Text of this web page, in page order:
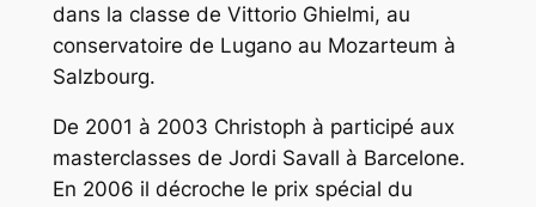
dans la classe de Vittorio Ghielmi, au
conservatoire de Lugano au Mozarteum à
Salzbourg.
De 2001 à 2003 Christoph à participé aux
masterclasses de Jordi Savall à Barcelone.
En 2006 il décroche le prix spécial du